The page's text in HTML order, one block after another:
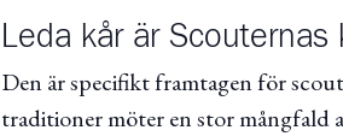
Leda kår är
Den är specifikt framtagen för
traditioner möter en stor mångfald